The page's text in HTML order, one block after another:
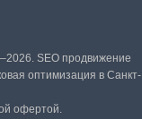
SEO продвижение
оптимизация в Санкт-
офертой.